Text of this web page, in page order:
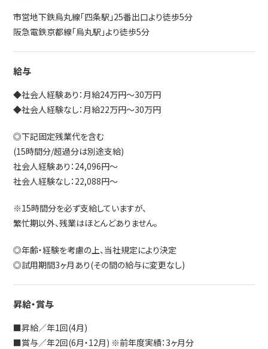
市営地下鉄烏丸線「四条駅」25番出口より徒歩5分
阪急電鉄京都線「烏丸駅」より徒歩5分
給与
◆社会人経験あり：月給24万円～30万円
◆社会人経験なし：月給22万円～30万円
◎下記固定残業代を含む
(15時間分/超過分は別途支給)
社会人経験あり：24,096円～
社会人経験なし：22,088円～
※15時間分を必ず支給していますが、
繁忙期以外、残業はほとんどありません。
◎年齢・経験を考慮の上、当社規定により決定
◎試用期間3ヶ月あり(その間の給与に変更なし)
昇給・賞与
■昇給／年1回(4月)
■賞与／年2回(6月・12月) ※前年度実績：3ヶ月分